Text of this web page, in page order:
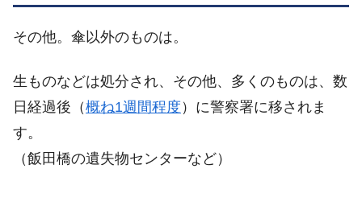
その他。傘以外のものは。
生ものなどは処分され、その他、多くのものは、数
日経過後（概ね1週間程度 ）に警察署に移されま
す。
（飯田橋の遺失物センターなど）